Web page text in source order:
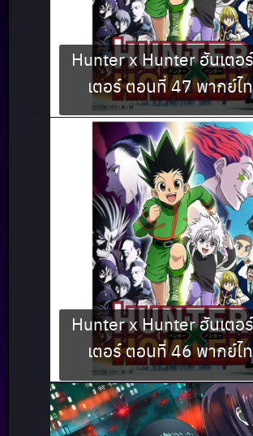
Hunter x Hunter ฮันเตอ
เตอร์ ตอนที่ 47 พากย์ไ
Hunter x Hunter ฮันเตอ
เตอร์ ตอนที่ 46 พากย์ไ